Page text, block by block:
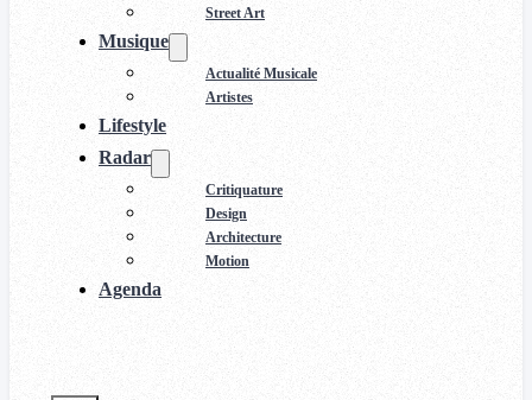
Street Art
Musique
Actualité Musicale
Artistes
Lifestyle
Radar
Critiquature
Design
Architecture
Motion
Agenda